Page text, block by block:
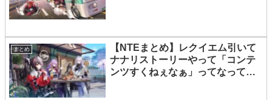
まとめ
【NTEまとめ】レクイエム引いて
ナナリストーリーやって「コンテ
ンツすくねぇなぁ」ってなってし